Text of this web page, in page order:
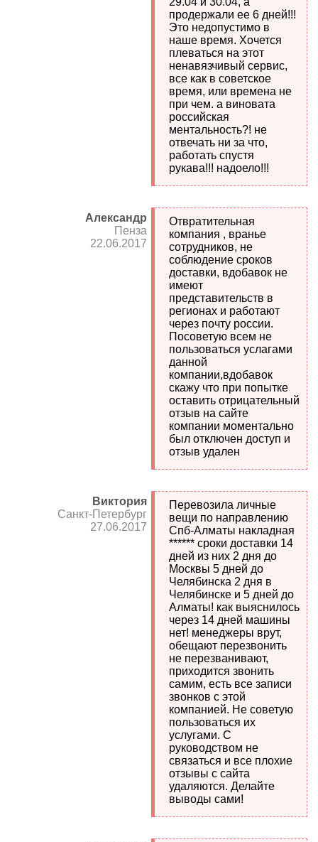
продержали ее 6 дней!!!
Это недопустимо в
наше время. Хочется
плеваться на этот
ненавязчивый сервис,
все как в советское
время, или времена не
при чем. а виновата
российская
ментальность?! не
отвечать ни за что,
работать спустя
рукава!!! надоело!!!
Александр
Пенза
22.06.2017
Отвратительная
компания , вранье
сотрудников, не
соблюдение сроков
доставки, вдобавок не
имеют
представительств в
регионах и работают
через почту россии.
Посоветую всем не
пользоваться услагами
данной
компании,вдобавок
скажу что при попытке
оставить отрицательный
отзыв на сайте
компании моментально
был отключен доступ и
отзыв удален
Виктория
Санкт-Петербург
27.06.2017
Перевозила личные
вещи по направлению
Спб-Алматы накладная
****** сроки доставки 14
дней из них 2 дня до
Москвы 5 дней до
Челябинска 2 дня в
Челябинске и 5 дней до
Алматы! как выяснилось
через 14 дней машины
нет! менеджеры врут,
обещают перезвонить
не перезванивают,
приходится звонить
самим, есть все записи
звонков с этой
компанией. Не советую
пользоваться их
услугами. С
руководством не
связаться и все плохие
отзывы с сайта
удаляются. Делайте
выводы сами!